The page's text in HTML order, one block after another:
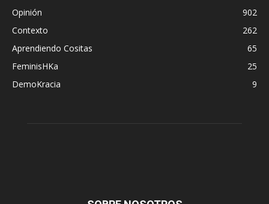
Opinión
902
Contexto
262
Aprendiendo Cositas
65
FeminisHKa
25
DemoKracia
9